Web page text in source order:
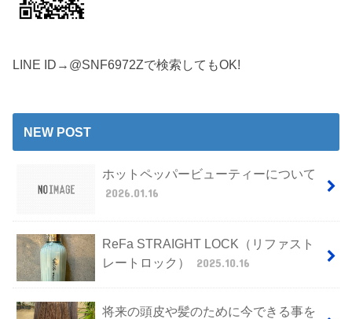
LINE ID→@SNF6972Zで検索してもOK!
NEW POST
ホットペッパービューティーについて
2026.01.16
ReFa STRAIGHT LOCK（リファスト
レートロック）
2025.10.16
将来の頭皮や髪のために今できる事を